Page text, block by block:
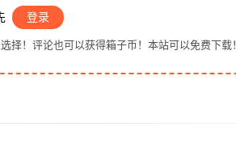
登录
！评论也可以获得箱子币！本站可以免费下载！